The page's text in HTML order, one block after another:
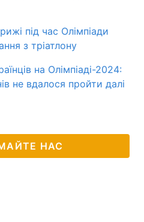
під час Олімпіади
з тріатлону
на Олімпіаді-2024:
не вдалося пройти далі
НАС